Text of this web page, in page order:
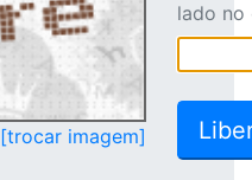
[trocar imagem]
lado no